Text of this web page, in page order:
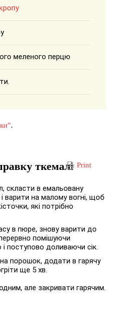
меленого перцю
.
Print
ткемалі
скласти в емальовану
варити на малому вогні, щоб
які потрібно
в пюре, знову варити до
помішуючи
поступово доливаючи сік.
порошок, додати в гарячу
ще 5 хв.
але закривати гарячим.